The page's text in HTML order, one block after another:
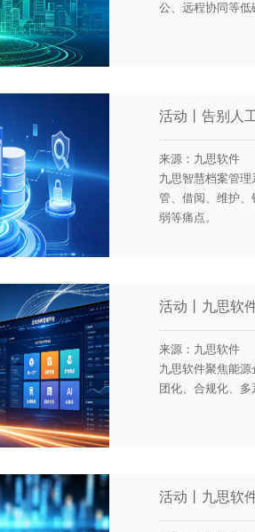
公、远程协同等低
活动丨告别人
来源：九思软件
九思智慧档案管
管、借阅、维护
弱等痛点。
活动丨九思软
来源：九思软件
九思软件聚焦能
团化、合规化、
活动丨九思软